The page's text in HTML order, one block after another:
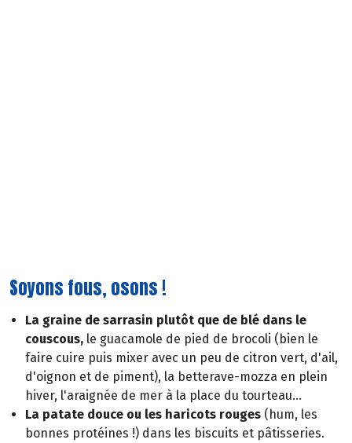
Soyons fous, osons !
La graine de sarrasin plutôt que de blé dans le
couscous, le guacamole de pied de brocoli (bien le
faire cuire puis mixer avec un peu de citron vert, d'ail,
d'oignon et de piment), la betterave-mozza en plein
hiver, l'araignée de mer à la place du tourteau...
La patate douce ou les haricots rouges (hum, les
bonnes protéines !) dans les biscuits et pâtisseries.